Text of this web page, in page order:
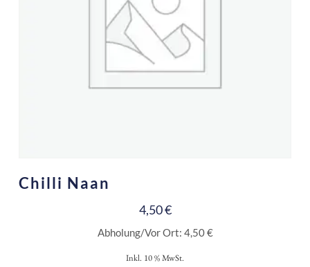
Chilli Naan
4,50€
Abholung/Vor Ort: 4,50€
Inkl. 10 % MwSt.